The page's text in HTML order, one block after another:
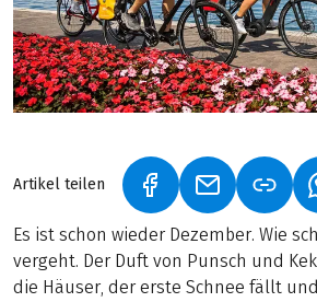
Artikel teilen (LINK ÖFFNET IN
(LINK
Es ist schon wieder Dezember. Wie
vergeht. Der Duft von Punsch und
die Häuser, der erste Schnee fällt